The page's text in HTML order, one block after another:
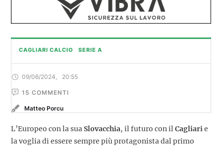
CAGLIARI CALCIO SERIE A
09/06/2024 20:55
15 COMMENTI
Matteo Porcu
L’Europeo con la suaSlovacchia, il futuro con ilCagliarie
la voglia di essere sempre più protagonista dal primo